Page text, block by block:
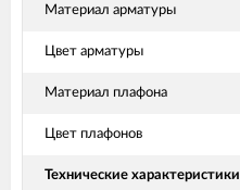
Материал арматуры
Цвет арматуры
Материал плафона
Цвет плафонов
Технические характеристики